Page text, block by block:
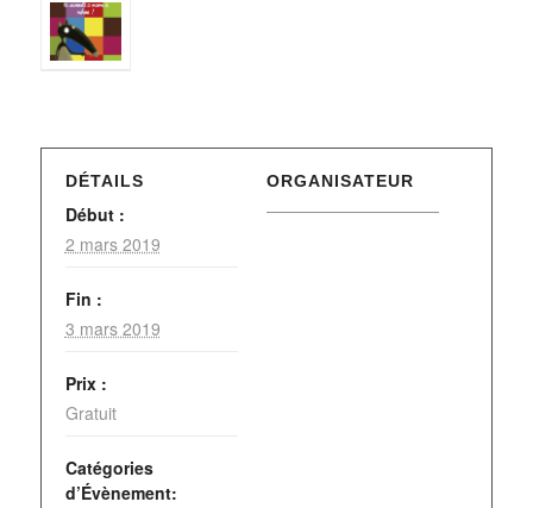
DÉTAILS
Début :
2 mars 2019
Fin :
3 mars 2019
Prix :
Gratuit
Catégories
d’Évènement:
ORGANISATEUR